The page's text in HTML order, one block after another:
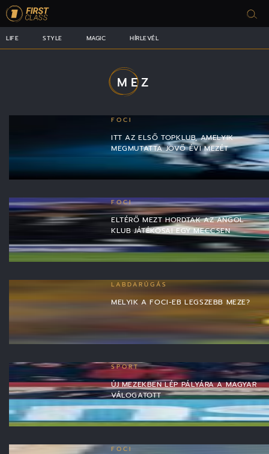
LIFE STYLE MAGIC HÍRLEVÉL
MEZ
FOCI
ITT AZ ELSŐ TOPKLUB, AMELYIK
MEGMUTATTA JÖVŐ ÉVI MEZÉT
FOCI
ELTÉRŐ MEZT HORDTAK AZ ANGOL
KLUB JÁTÉKOSAI EGY MECCSEN
LABDARÚGÁS
MELYIK A FOCI-EB LEGSZEBB MEZE?
SPORT
ÚJ MEZEKBEN LÉP PÁLYÁRA A MAGYAR
VÁLOGATOTT
FOCI